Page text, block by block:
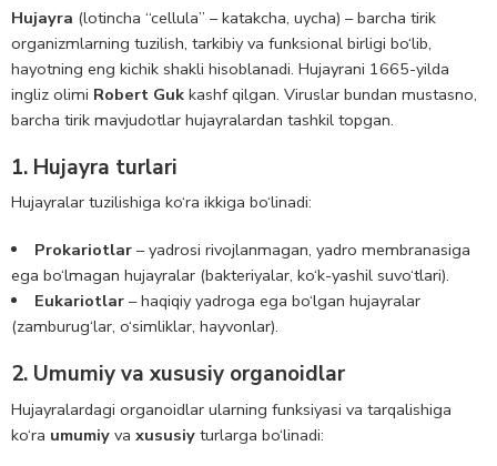
Hujayra (lotincha “cellula” – katakcha, uycha) – barcha tirik
organizmlarning tuzilish, tarkibiy va funksional birligi bo‘lib,
hayotning eng kichik shakli hisoblanadi. Hujayrani 1665-yilda
ingliz olimi Robert Guk kashf qilgan. Viruslar bundan mustasno,
barcha tirik mavjudotlar hujayralardan tashkil topgan.
1. Hujayra turlari
Hujayralar tuzilishiga ko‘ra ikkiga bo‘linadi:
Prokariotlar– yadrosi rivojlanmagan, yadro membranasiga
ega bo‘lmagan hujayralar (bakteriyalar, ko‘k-yashil suvo‘tlari).
Eukariotlar– haqiqiy yadroga ega bo‘lgan hujayralar
(zamburug‘lar, o‘simliklar, hayvonlar).
2. Umumiy va xususiy organoidlar
Hujayralardagi organoidlar ularning funksiyasi va tarqalishiga
ko‘ra umumiy va xususiy turlarga bo‘linadi: